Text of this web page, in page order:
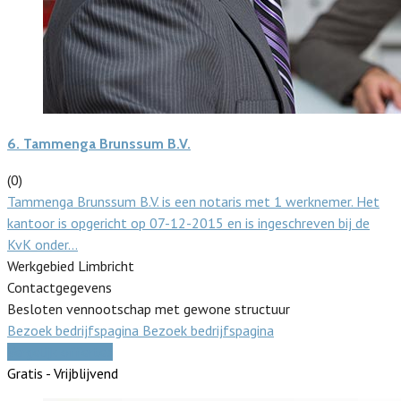
6. Tammenga Brunssum B.V.
(0)
Tammenga Brunssum B.V. is een notaris met 1 werknemer. Het
kantoor is opgericht op 07-12-2015 en is ingeschreven bij de
KvK onder…
Werkgebied Limbricht
Contactgegevens
Besloten vennootschap met gewone structuur
Bezoek bedrijfspagina Bezoek bedrijfspagina
Gratis - Vrijblijvend